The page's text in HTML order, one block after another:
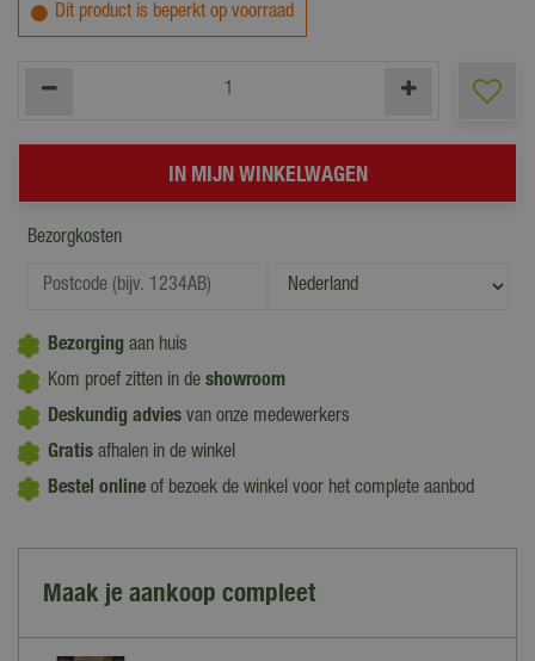
Dit product is beperkt op voorraad
Bezorgkosten
Bezorging aan huis
Kom proef zitten in de showroom
Deskundig advies van onze medewerkers
Gratis afhalen in de winkel
Bestel online of bezoek de winkel voor het complete aanbod
Maak je aankoop compleet